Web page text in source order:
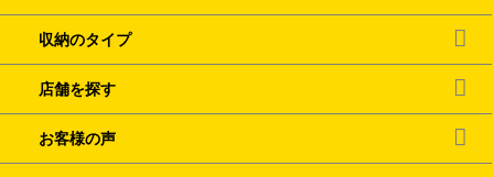
収納のタイプ
店舗を探す
お客様の声